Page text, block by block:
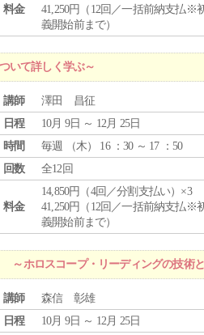
料金
41,250円（12回／一括前納支払※
義開始前まで）
いて詳しく学ぶ～
講師
澤田 昌征
日程
10月 9日 ～ 12月 25日
時間
毎週 （木） 16 ：30 ～ 17 ：50
回数
全12回
料金
14,850円（4回／分割支払い）×3
41,250円（12回／一括前納支払※
義開始前まで）
～ホロスコープ・リーディングの技術
講師
森信 彰雄
日程
10月 9日 ～ 12月 25日